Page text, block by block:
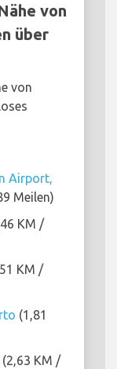
von
über
von
Airport,
Meilen)
KM /
KM /
(1,81
(2,63 KM /